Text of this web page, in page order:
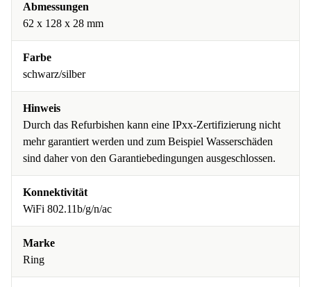
Abmessungen
62 x 128 x 28 mm
Farbe
schwarz/silber
Hinweis
Durch das Refurbishen kann eine IPxx-Zertifizierung nicht
mehr garantiert werden und zum Beispiel Wasserschäden
sind daher von den Garantiebedingungen ausgeschlossen.
Konnektivität
WiFi 802.11b/g/n/ac
Marke
Ring